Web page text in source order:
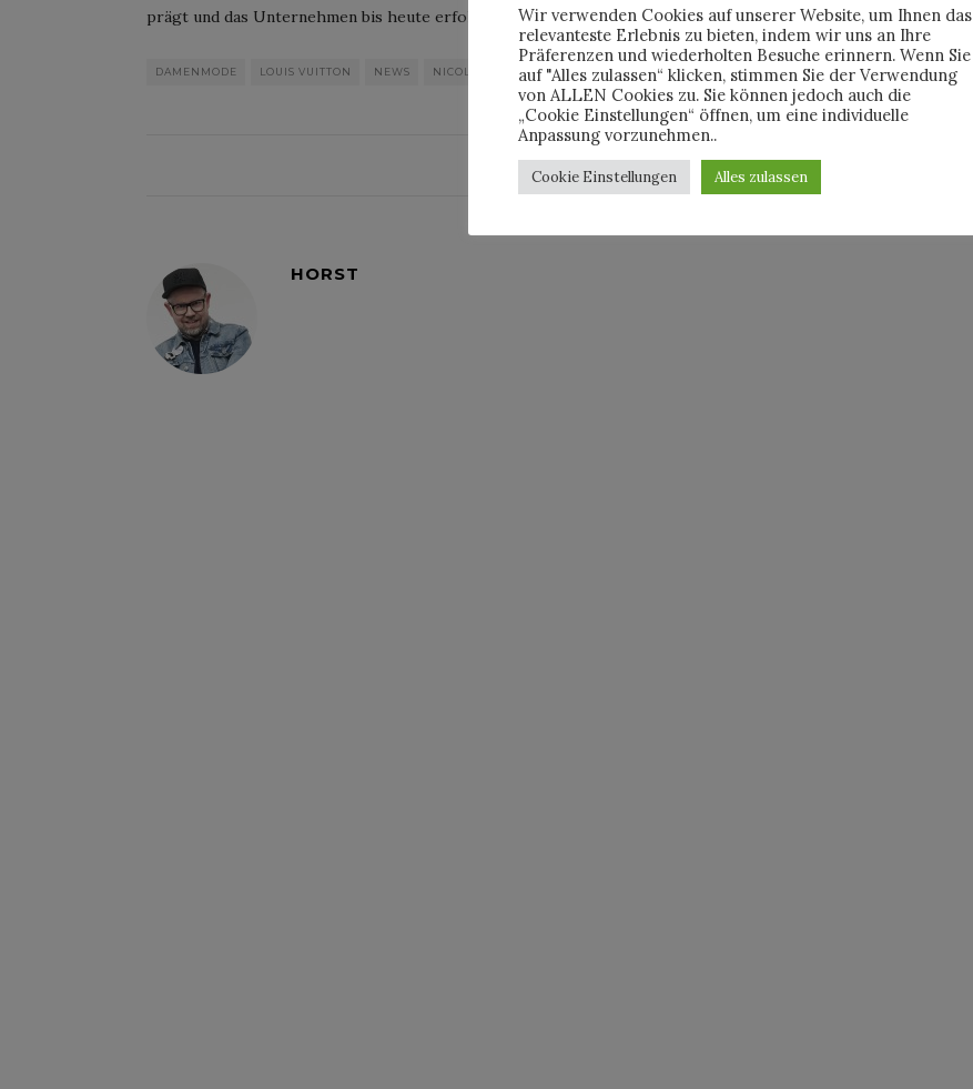
prägt und das Unternehmen bis heute erfolgreich sein lässt …
DAMENMODE LOUIS VUITTON NEWS NICOLAS GHESQUIÈRE
By HORST
HORST
Wir verwenden Cookies auf unserer Website, um Ihnen das
relevanteste Erlebnis zu bieten, indem wir uns an Ihre
Präferenzen und wiederholten Besuche erinnern. Wenn Sie
auf "Alles zulassen“ klicken, stimmen Sie der Verwendung
von ALLEN Cookies zu. Sie können jedoch auch die
„Cookie Einstellungen“ öffnen, um eine individuelle
Anpassung vorzunehmen..
Cookie Einstellungen Alles zulassen